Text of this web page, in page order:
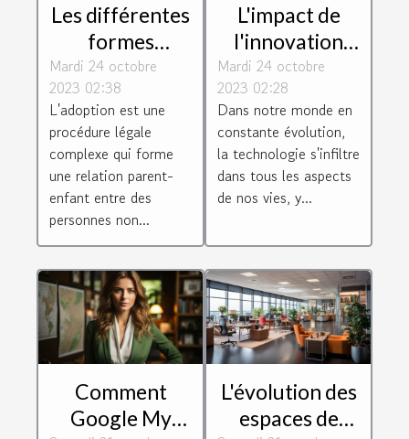
Les différentes
formes
d'adoption
selon le droit
de la famille
Mardi 24 octobre
2023 02:38
L'adoption est une
procédure légale
complexe qui forme
une relation parent-
enfant entre des
personnes non...
L'impact de
l'innovation
technologique
sur le monde
juridique
Mardi 24 octobre
2023 02:28
Dans notre monde en
constante évolution,
la technologie s'infiltre
dans tous les aspects
de nos vies, y...
Comment
Google My
L'évolution des
espaces de